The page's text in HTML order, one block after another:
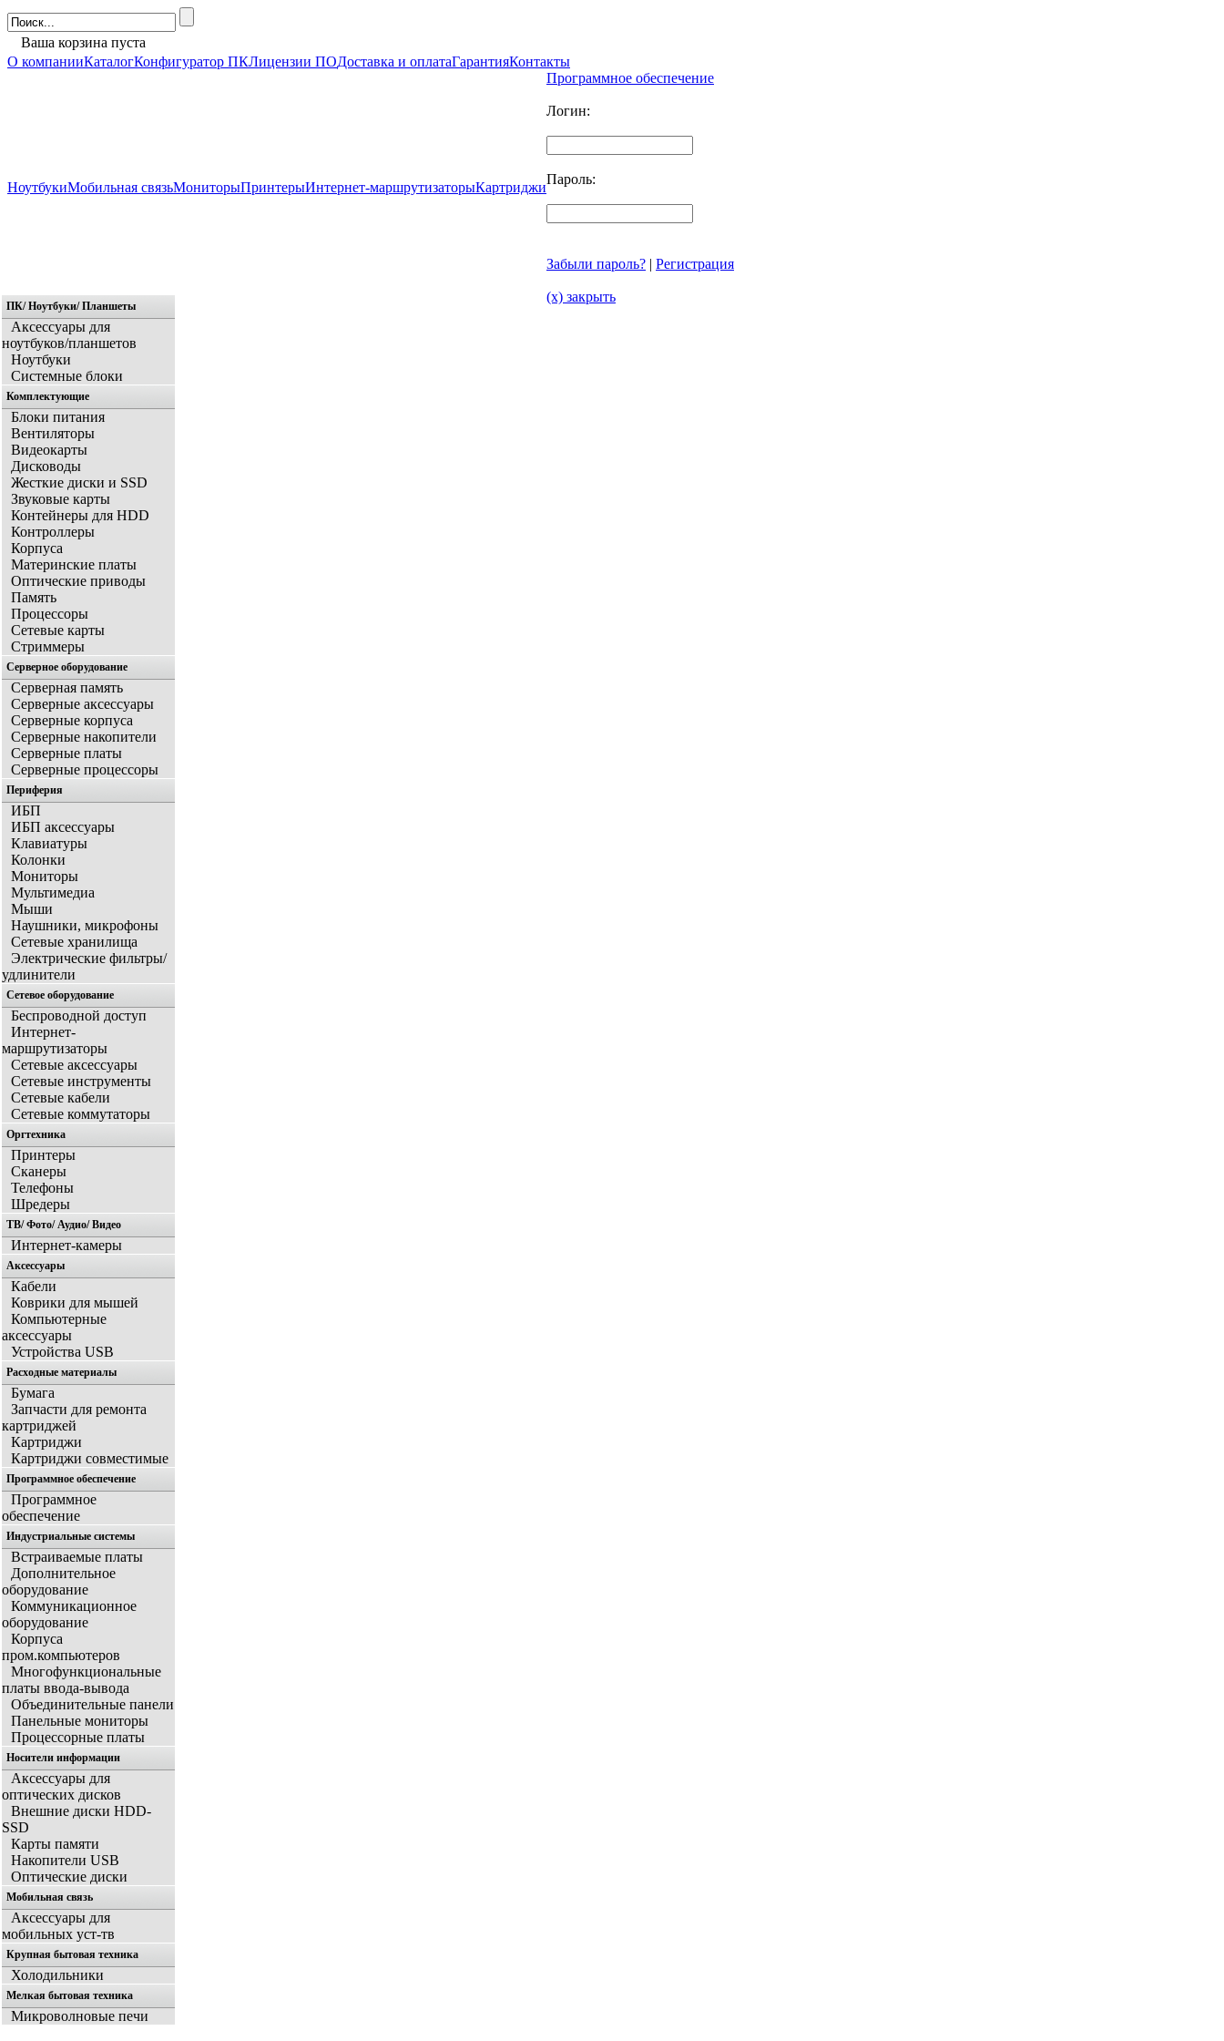
Ваша корзина пуста
О компанииКаталогКонфигуратор ПКЛицензии ПОДоставка и оплатаГарантияКонтакты
НоутбукиМобильная связьМониторыПринтерыИнтернет-маршрутизаторыКартриджи
Программное обеспечение
Логин:
Пароль:
Забыли пароль? | Регистрация
(x) закрыть
Главная
ПК/ Ноутбуки/ Планшеты
Аксессуары для
ноутбуков/планшетов
Ноутбуки
Системные блоки
Комплектующие
Блоки питания
Вентиляторы
Видеокарты
Дисководы
Жесткие диски и SSD
Звуковые карты
Контейнеры для HDD
Контроллеры
Корпуса
Материнские платы
Оптические приводы
Память
Процессоры
Сетевые карты
Стриммеры
Серверное оборудование
Серверная память
Серверные аксессуары
Серверные корпуса
Серверные накопители
Серверные платы
Серверные процессоры
Периферия
ИБП
ИБП аксессуары
Клавиатуры
Колонки
Мониторы
Мультимедиа
Мыши
Наушники, микрофоны
Сетевые хранилища
Электрические фильтры/
удлинители
Сетевое оборудование
Беспроводной доступ
Интернет-
маршрутизаторы
Сетевые аксессуары
Сетевые инструменты
Сетевые кабели
Сетевые коммутаторы
Оргтехника
Принтеры
Сканеры
Телефоны
Шредеры
ТВ/ Фото/ Аудио/ Видео
Интернет-камеры
Аксессуары
Кабели
Коврики для мышей
Компьютерные
аксессуары
Устройства USB
Расходные материалы
Бумага
Запчасти для ремонта
картриджей
Картриджи
Картриджи совместимые
Программное обеспечение
Программное
обеспечение
Индустриальные системы
Встраиваемые платы
Дополнительное
оборудование
Коммуникационное
оборудование
Корпуса
пром.компьютеров
Многофункциональные
платы ввода-вывода
Объединительные панели
Панельные мониторы
Процессорные платы
Носители информации
Аксессуары для
оптических дисков
Внешние диски HDD-
SSD
Карты памяти
Накопители USB
Оптические диски
Мобильная связь
Аксессуары для
мобильных уст-тв
Крупная бытовая техника
Холодильники
Мелкая бытовая техника
Микроволновые печи